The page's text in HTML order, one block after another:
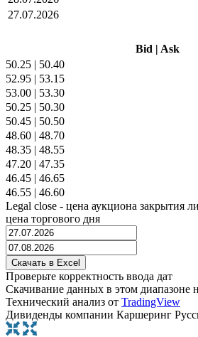
27.07.2026
Bid | Ask
50.25 | 50.40
52.95 | 53.15
53.00 | 53.30
50.25 | 50.30
50.45 | 50.50
48.60 | 48.70
48.35 | 48.55
47.20 | 47.35
46.45 | 46.65
46.55 | 46.60
Legal close - цена аукциона закрытия
цена торгового дня
Проверьте корректность ввода дат
Скачивание данных в этом диапазоне
Технический анализ от TradingView
Дивиденды компании Каршеринг